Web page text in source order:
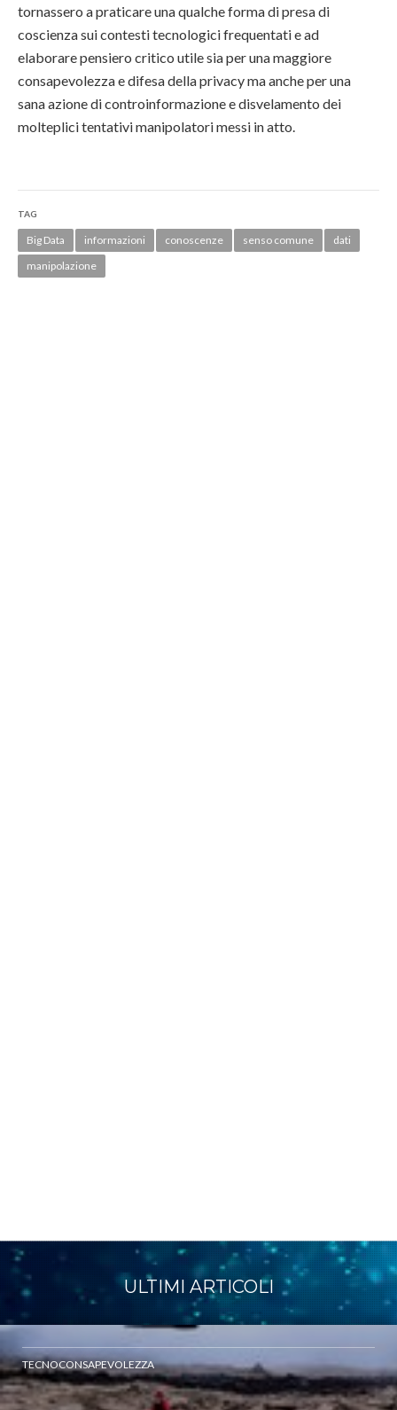
tornassero a praticare una qualche forma di presa di
coscienza sui contesti tecnologici frequentati e ad
elaborare pensiero critico utile sia per una maggiore
consapevolezza e difesa della privacy ma anche per una
sana azione di controinformazione e disvelamento dei
molteplici tentativi manipolatori messi in atto.
TAG
Big Data informazioni conoscenze senso comune
dati
manipolazione
ULTIMI ARTICOLI
TECNOCONSAPEVOLEZZA